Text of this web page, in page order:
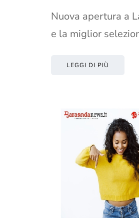
Nuova apertura a
e la miglior
LEGGI DI PIÙ